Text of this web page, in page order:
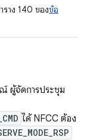
าง 140 ของข้อ
ผู้จัดการประชุม
ได้ NFCC ต้อง